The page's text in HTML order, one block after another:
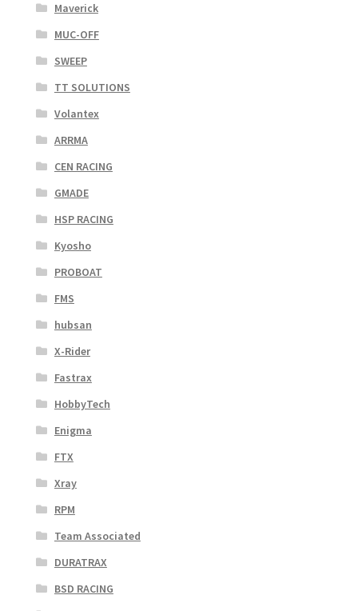
Maverick
MUC-OFF
SWEEP
TT SOLUTIONS
Volantex
ARRMA
CEN RACING
GMADE
HSP RACING
Kyosho
PROBOAT
FMS
hubsan
X-Rider
Fastrax
HobbyTech
Enigma
FTX
Xray
RPM
Team Associated
DURATRAX
BSD RACING